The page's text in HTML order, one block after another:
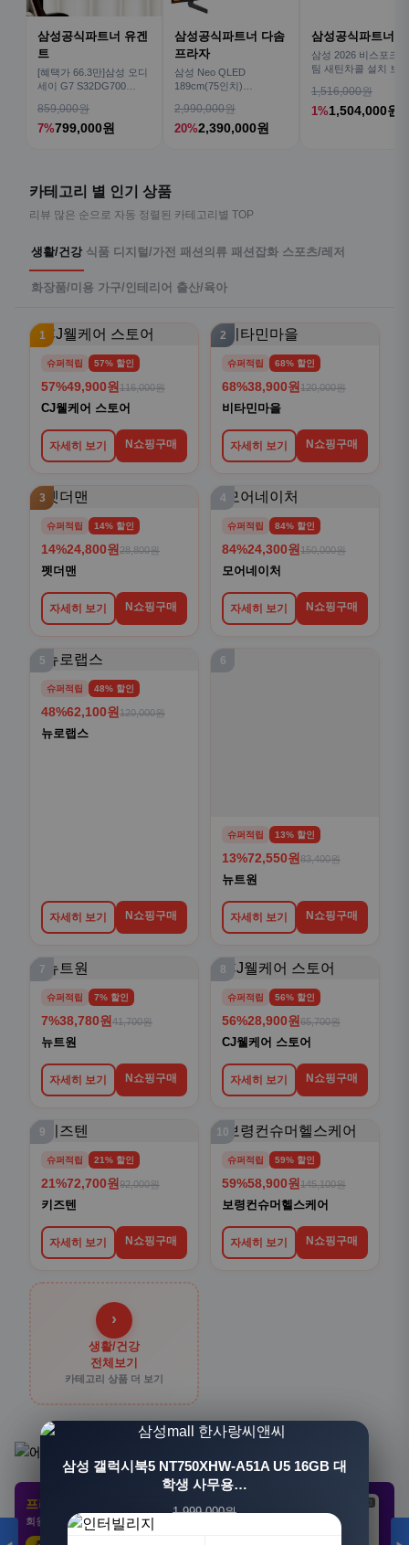
삼성공식파트너 유겐
트
[혜택가 66.3만]삼성 오디
세이 G7 S32DG700
859,000원
7%799,000원
삼성공식파트너 다솜
프라자
삼성 Neo QLED
189cm(75인치)
TV
2,990,000원
20%2,390,000원
삼성공식파트너
삼성 2026 비스포크
팀 새틴차콜 설치 보
1,516,000원
1%1,504,000원
카테고리 별 인기 상품
리뷰 많은 순으로 자동 정렬된 카테고리별 TOP
생활/건강 식품 디지털/가전 패션의류 패션잡화 스포츠/레저
화장품/미용 가구/인테리어 출산/육아
1
슈퍼적립 57% 할인
57%49,900원 116,000원
CJ웰케어 스토어
자세히 보기 N쇼핑구매
2
슈퍼적립 68% 할인
68%38,900원 120,000원
비타민마을
자세히 보기 N쇼핑구매
3
슈퍼적립 14% 할인
14%24,800원 28,800원
펫더맨
자세히 보기 N쇼핑구매
4
슈퍼적립 84% 할인
84%24,300원 150,000원
모어네이처
자세히 보기 N쇼핑구매
5
슈퍼적립 48% 할인
48%62,100원 120,000원
뉴로랩스
자세히 보기 N쇼핑구매
6
슈퍼적립 13% 할인
13%72,550원 83,400원
뉴트원
자세히 보기 N쇼핑구매
7
슈퍼적립 7% 할인
7%38,780원 41,700원
뉴트원
자세히 보기 N쇼핑구매
8
슈퍼적립 56% 할인
56%28,900원 65,700원
CJ웰케어 스토어
자세히 보기 N쇼핑구매
9
슈퍼적립 21% 할인
21%72,700원 92,000원
키즈텐
자세히 보기 N쇼핑구매
10
슈퍼적립 59% 할인
59%58,900원 145,100원
보령컨슈머헬스케어
자세히 보기 N쇼핑구매
›
생활/건강
전체보기
카테고리 상품 더 보기
프리미엄 제휴 사이트
회원 전용 특가 · 놓치면 손해
광고
[3+1] 동국제약 마이핏 V 활성엽산 임신준비 임산
부영양 30정, 4개
100,000원
삼성 갤럭시북5 NT750XHW-A51A U5 16GB 대
학생 사무용…
1,999,000원